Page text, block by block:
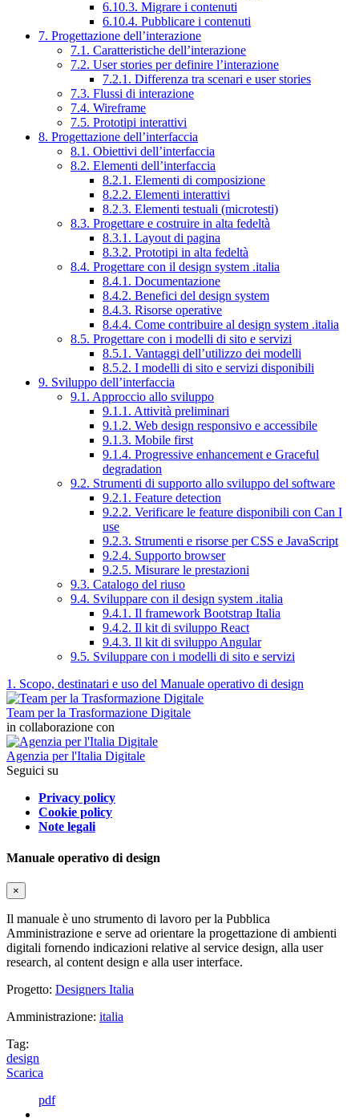
6.10.3. Migrare i contenuti
6.10.4. Pubblicare i contenuti
7. Progettazione dell’interazione
7.1. Caratteristiche dell’interazione
7.2. User stories per definire l’interazione
7.2.1. Differenza tra scenari e user stories
7.3. Flussi di interazione
7.4. Wireframe
7.5. Prototipi interattivi
8. Progettazione dell’interfaccia
8.1. Obiettivi dell’interfaccia
8.2. Elementi dell’interfaccia
8.2.1. Elementi di composizione
8.2.2. Elementi interattivi
8.2.3. Elementi testuali (microtesti)
8.3. Progettare e costruire in alta fedeltà
8.3.1. Layout di pagina
8.3.2. Prototipi in alta fedeltà
8.4. Progettare con il design system .italia
8.4.1. Documentazione
8.4.2. Benefici del design system
8.4.3. Risorse operative
8.4.4. Come contribuire al design system .italia
8.5. Progettare con i modelli di sito e servizi
8.5.1. Vantaggi dell’utilizzo dei modelli
8.5.2. I modelli di sito e servizi disponibili
9. Sviluppo dell’interfaccia
9.1. Approccio allo sviluppo
9.1.1. Attività preliminari
9.1.2. Web design responsivo e accessibile
9.1.3. Mobile first
9.1.4. Progressive enhancement e Graceful
degradation
9.2. Strumenti di supporto allo sviluppo del software
9.2.1. Feature detection
9.2.2. Verificare le feature disponibili con Can I
use
9.2.3. Strumenti e risorse per CSS e JavaScript
9.2.4. Supporto browser
9.2.5. Misurare le prestazioni
9.3. Catalogo del riuso
9.4. Sviluppare con il design system .italia
9.4.1. Il framework Bootstrap Italia
9.4.2. Il kit di sviluppo React
9.4.3. Il kit di sviluppo Angular
9.5. Sviluppare con i modelli di sito e servizi
1. Scopo, destinatari e uso del Manuale operativo di design
Team per la Trasformazione Digitale
in collaborazione con
Agenzia per l'Italia Digitale
Seguici su
Privacy policy
Cookie policy
Note legali
Manuale operativo di design
×
Il manuale è uno strumento di lavoro per la Pubblica
Amministrazione e serve ad orientare la progettazione di ambienti
digitali fornendo indicazioni relative al service design, alla user
research, al content design e alla user interface.
Progetto: Designers Italia
Amministrazione: italia
Tag:
design
Scarica
pdf